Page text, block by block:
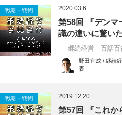
戦略・戦術 2020.03.6
第58回 『デンマ
識の違いに驚い
継続経営 百話百
野田宜成 / 継続
表
戦略・戦術 2019.12.20
第57回 『これか